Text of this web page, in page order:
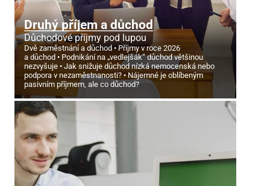
Druhý příjem a důchod
Důchodové příjmy pod lupou
Dvě zaměstnání a důchod
Příjmy v roce 2026
a důchod
Podnikání na „vedlejšák“ důchod většinou
nezvyšuje
Jak snižuje důchod nízká nemocenská nebo
podpora v nezaměstnanosti?
Nájemné je oblíbeným
pasivním příjmem, ale co důchod?